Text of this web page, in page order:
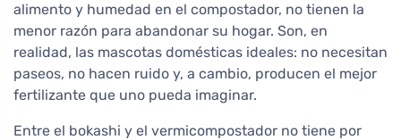
alimento y humedad en el compostador, no tienen la
menor razón para abandonar su hogar. Son, en
realidad, las mascotas domésticas ideales: no necesitan
paseos, no hacen ruido y, a cambio, producen el mejor
fertilizante que uno pueda imaginar.
Entre el bokashi y el vermicompostador no tiene por